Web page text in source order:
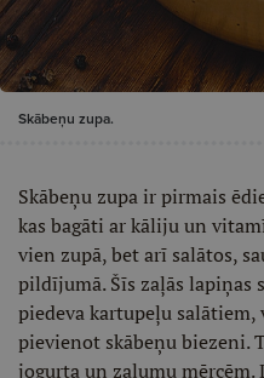
Skābeņu zupa.
Skābeņu zupa ir pirmais
kas bagāti ar kāliju un
vien zupā, bet arī salātos,
pildījumā. Šīs zaļās lapiņas
piedeva kartupeļu
pievienot skābeņu biezeni.
jogurta un zaļumu mērcēm.